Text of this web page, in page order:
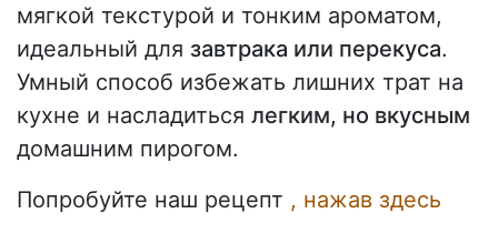
мягкой текстурой и тонким ароматом,
идеальный для завтрака или перекуса.
Умный способ избежать лишних трат на
кухне и насладиться легким, но вкусным
домашним пирогом.
Попробуйте наш рецепт , нажав здесь